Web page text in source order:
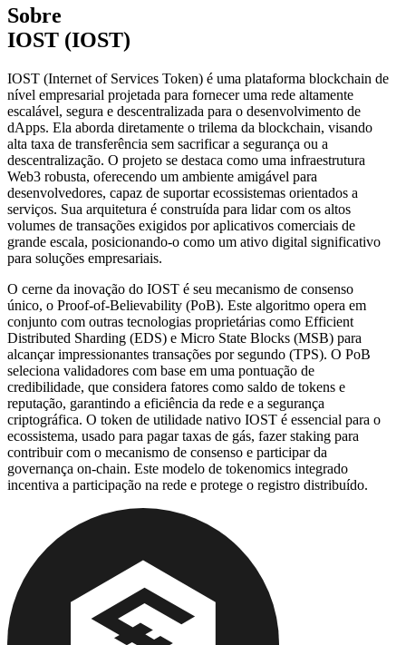
Sobre
IOST (IOST)
IOST (Internet of Services Token) é uma plataforma blockchain de
nível empresarial projetada para fornecer uma rede altamente
escalável, segura e descentralizada para o desenvolvimento de
dApps. Ela aborda diretamente o trilema da blockchain, visando
alta taxa de transferência sem sacrificar a segurança ou a
descentralização. O projeto se destaca como uma infraestrutura
Web3 robusta, oferecendo um ambiente amigável para
desenvolvedores, capaz de suportar ecossistemas orientados a
serviços. Sua arquitetura é construída para lidar com os altos
volumes de transações exigidos por aplicativos comerciais de
grande escala, posicionando-o como um ativo digital significativo
para soluções empresariais.
O cerne da inovação do IOST é seu mecanismo de consenso
único, o Proof-of-Believability (PoB). Este algoritmo opera em
conjunto com outras tecnologias proprietárias como Efficient
Distributed Sharding (EDS) e Micro State Blocks (MSB) para
alcançar impressionantes transações por segundo (TPS). O PoB
seleciona validadores com base em uma pontuação de
credibilidade, que considera fatores como saldo de tokens e
reputação, garantindo a eficiência da rede e a segurança
criptográfica. O token de utilidade nativo IOST é essencial para o
ecossistema, usado para pagar taxas de gás, fazer staking para
contribuir com o mecanismo de consenso e participar da
governança on-chain. Este modelo de tokenomics integrado
incentiva a participação na rede e protege o registro distribuído.